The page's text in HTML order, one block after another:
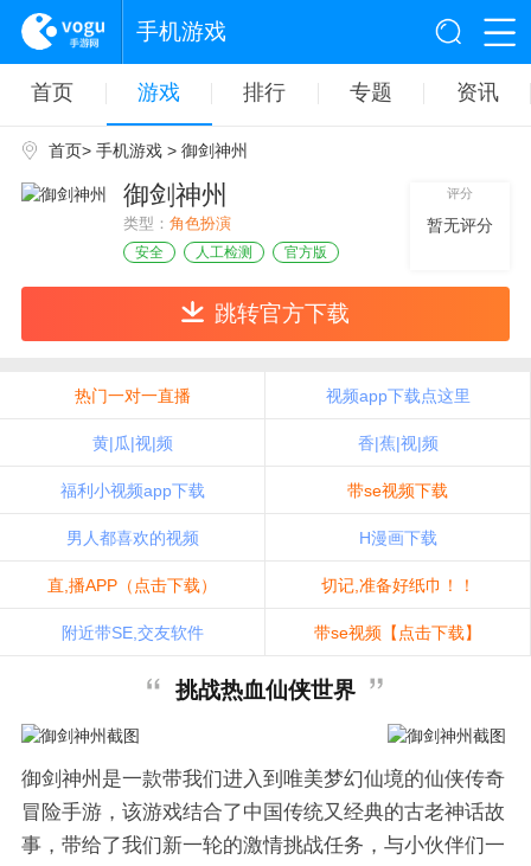
手机游戏
首页 游戏 排行 专题 资讯
首页> 手机游戏> 御剑神州
御剑神州
类型： 角色扮演
安全 人工检测 官方版
评分
暂无评分
跳转官方下载
热门一对一直播 视频app下载点这里
黄|瓜|视|频 香|蕉|视|频
福利小视频app下载 带se视频下载
男人都喜欢的视频 H漫画下载
直,播APP（点击下载） 切记,准备好纸巾！！
附近带SE,交友软件 带se视频【点击下载】
挑战热血仙侠世界
御剑神州是一款带我们进入到唯美梦幻仙境的仙侠传奇
冒险手游，该游戏结合了中国传统又经典的古老神话故
事，带给了我们新一轮的激情挑战任务，与小伙伴们一